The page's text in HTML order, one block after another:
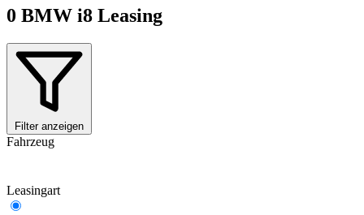
0 BMW i8 Leasing
Filter anzeigen
Fahrzeug
Leasingart